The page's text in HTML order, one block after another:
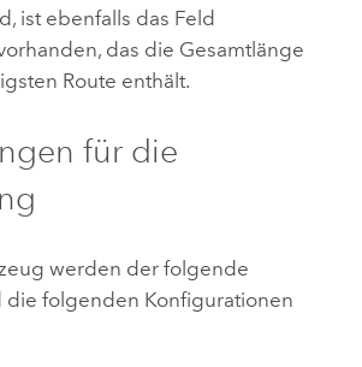
ist ebenfalls das Feld
das die Gesamtlänge
Route enthält.
für die
werden der folgende
die folgenden Konfigurationen